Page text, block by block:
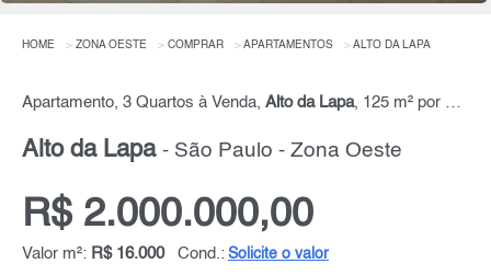
HOME ZONA OESTE COMPRAR APARTAMENTOS ALTO DA LAPA
Apartamento, 3 Quartos à Venda, Alto da Lapa, 125 m² por R$ 2.000.000,00
Alto da Lapa - São Paulo - Zona Oeste
R$ 2.000.000,00
Valor m²: R$ 16.000 Cond.: Solicite o valor